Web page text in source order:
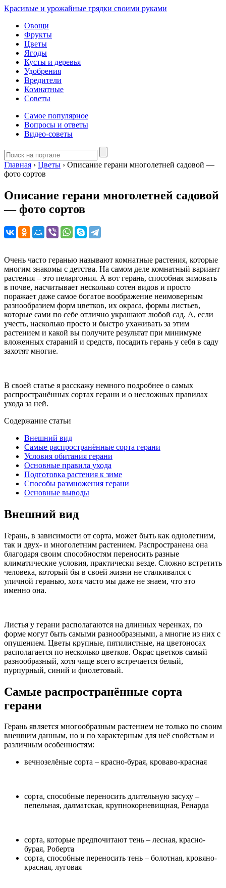
Красивые и урожайные грядки своими руками
Овощи
Фрукты
Цветы
Ягоды
Кусты и деревья
Удобрения
Вредители
Комнатные
Советы
Самое популярное
Вопросы и ответы
Видео-советы
Главная › Цветы › Описание герани многолетней садовой —
фото сортов
Описание герани многолетней садовой
— фото сортов
Очень часто геранью называют комнатные растения, которые
многим знакомы с детства. На самом деле комнатный вариант
растения – это пеларгония. А вот герань, способная зимовать
в почве, насчитывает несколько сотен видов и просто
поражает даже самое богатое воображение неимоверным
разнообразием форм цветков, их окраса, формы листьев,
которые сами по себе отлично украшают любой сад. А, если
учесть, насколько просто и быстро ухаживать за этим
растением и какой вы получите результат при минимуме
вложенных стараний и средств, посадить герань у себя в саду
захотят многие.
В своей статье я расскажу немного подробнее о самых
распространённых сортах герани и о несложных правилах
ухода за ней.
Содержание статьи
Внешний вид
Самые распространённые сорта герани
Условия обитания герани
Основные правила ухода
Подготовка растения к зиме
Способы размножения герани
Основные выводы
Внешний вид
Герань, в зависимости от сорта, может быть как однолетним,
так и двух- и многолетним растением. Распространена она
благодаря своим способностям переносить разные
климатические условия, практически везде. Сложно встретить
человека, который бы в своей жизни не сталкивался с
уличной геранью, хотя часто мы даже не знаем, что это
именно она.
Листья у герани располагаются на длинных черенках, по
форме могут быть самыми разнообразными, а многие из них с
опушением. Цветы крупные, пятилистные, на цветоносах
располагается по несколько цветков. Окрас цветков самый
разнообразный, хотя чаще всего встречается белый,
пурпурный, синий и фиолетовый.
Самые распространённые сорта
герани
Герань является многообразным растением не только по своим
внешним данным, но и по характерным для неё свойствам и
различным особенностям:
вечнозелёные сорта – красно-бурая, кроваво-красная
сорта, способные переносить длительную засуху –
пепельная, далматская, крупнокорневищная, Ренарда
сорта, которые предпочитают тень – лесная, красно-
бурая, Роберта
сорта, способные переносить тень – болотная, кровяно-
красная, луговая